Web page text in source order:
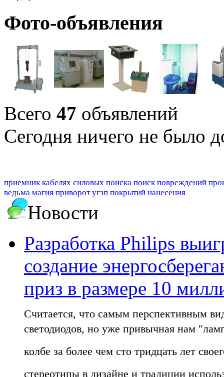
Фото-объявления
Всего 47 объявлений
Сегодня ничего не было
приемник кабелях силовых поиска поиск повреждений
ведьма магия приворот угзп покрытий нанесения
Новости
Разработка Philips
создание
приз в размере 10
Считается, что самым перспективным
светодиодов, но уже привычная нам
колбе за более чем сто тридцать лет